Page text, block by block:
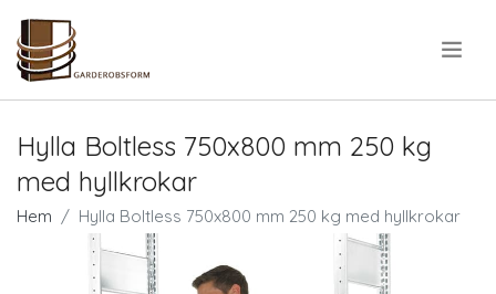
Hylla Boltless 750x800 mm 250 kg
med hyllkrokar
Hem Hylla Boltless 750x800 mm 250 kg med hyllkrokar